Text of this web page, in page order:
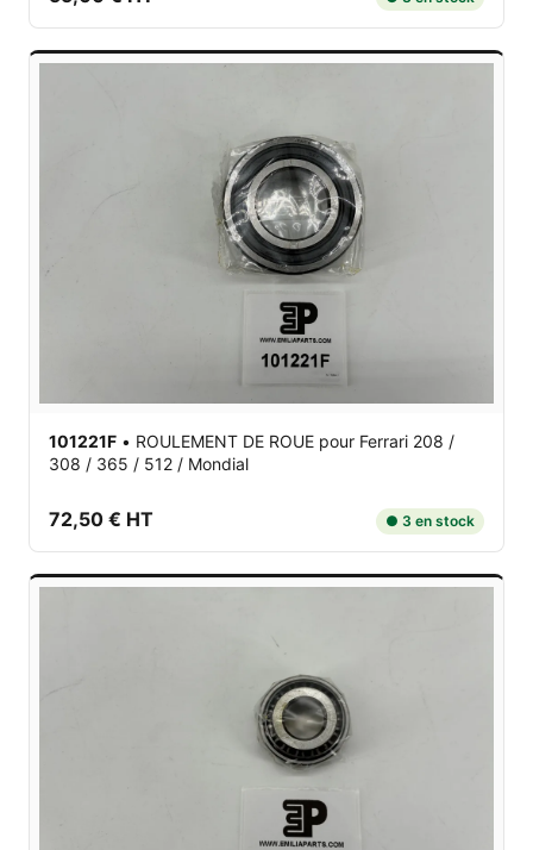
101221F • ROULEMENT DE ROUE pour Ferrari 208 /
308 / 365 / 512 / Mondial
72,50 € HT ● 3 en stock